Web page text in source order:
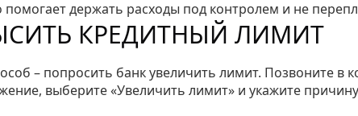
помогает держать расходы под контролем и не
КРЕДИТНЫЙ ЛИМИТ
– попросить банк увеличить лимит. Позвоните в
выберите «Увеличить лимит» и укажите